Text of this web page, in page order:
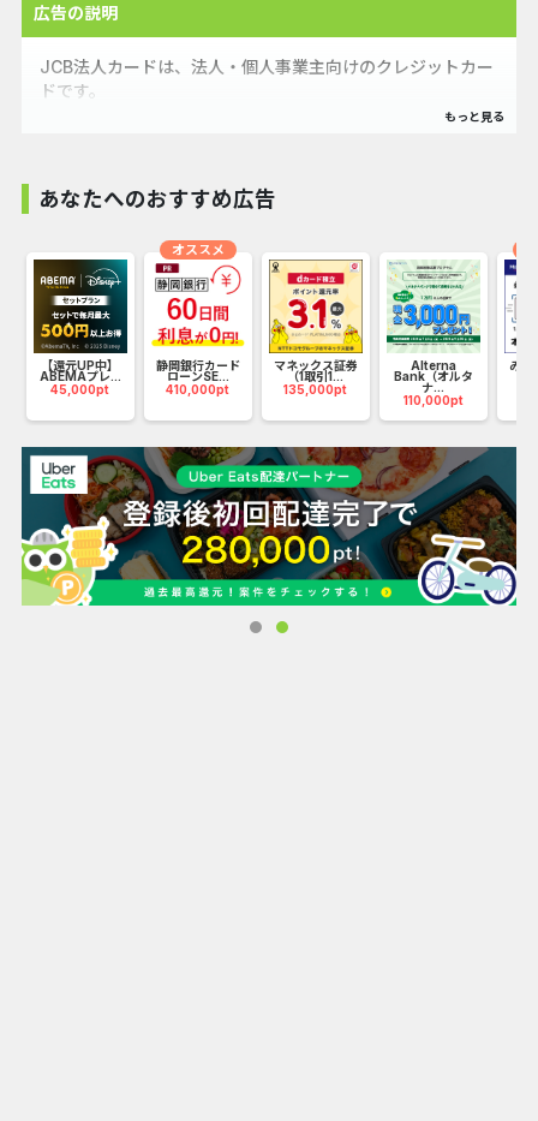
広告の説明
JCB法人カードは、法人・個人事業主向けのクレジットカー
ドです。
JCB法人カードのご利用で、口座からの自動振替で請求書・
また支払先がJCBに一本化されることで振込手数料が大幅に
【お願い】
当広告のSNS投稿や記事公開は、お控え頂けるようお願いい
たします。
-----------------------------------------------------------
介しておりますが、
最新の情報でない場合もございますので、必ず広告主サイトのページにて最
新の情報・キャンペーンをご確認ください。
あなたへのおすすめ広告
【還元UP中】
ABEMAプレ...
45,000pt
静岡銀行カード
ローンSE...
410,000pt
オススメ
マネックス証券
（1取引1...
135,000pt
Alterna
Bank（オルタ
ナ...
110,000pt
みず